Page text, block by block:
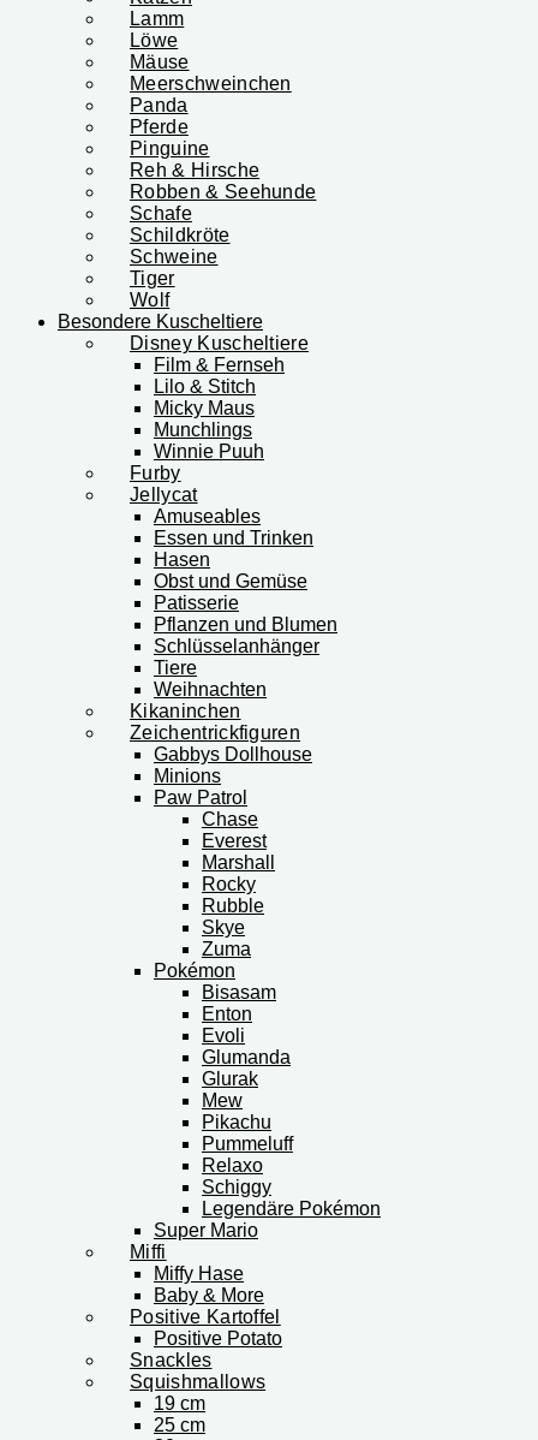
Lamm
Löwe
Mäuse
Meerschweinchen
Panda
Pferde
Pinguine
Reh & Hirsche
Robben & Seehunde
Schafe
Schildkröte
Schweine
Tiger
Wolf
Besondere Kuscheltiere
Disney Kuscheltiere
Film & Fernseh
Lilo & Stitch
Micky Maus
Munchlings
Winnie Puuh
Furby
Jellycat
Amuseables
Essen und Trinken
Hasen
Obst und Gemüse
Patisserie
Pflanzen und Blumen
Schlüsselanhänger
Tiere
Weihnachten
Kikaninchen
Zeichentrickfiguren
Gabbys Dollhouse
Minions
Paw Patrol
Chase
Everest
Marshall
Rocky
Rubble
Skye
Zuma
Pokémon
Bisasam
Enton
Evoli
Glumanda
Glurak
Mew
Pikachu
Pummeluff
Relaxo
Schiggy
Legendäre Pokémon
Super Mario
Miffi
Miffy Hase
Baby & More
Positive Kartoffel
Positive Potato
Snackles
Squishmallows
19 cm
25 cm